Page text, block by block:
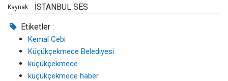
Kaynak: İSTANBUL SES
Etiketler :
Kemal Cebi
Küçükçekmece Belediyesi
küçükçekmece
küçükçekmece haber